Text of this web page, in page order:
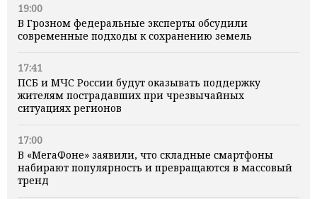
19:00
В Грозном федеральные эксперты обсудили
современные подходы к сохранению земель
17:41
ПСБ и МЧС России будут оказывать поддержку
жителям пострадавших при чрезвычайных
ситуациях регионов
17:00
В «МегаФоне» заявили, что складные смартфоны
набирают популярность и превращаются в массовый
тренд